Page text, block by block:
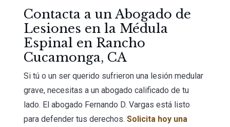
Contacta a un Abogado de
Lesiones en la Médula
Espinal en Rancho
Cucamonga, CA
Si tú o un ser querido sufrieron una lesión medular
grave, necesitas a un abogado calificado de tu
lado. El abogado Fernando D. Vargas está listo
para defender tus derechos.Solicita hoy una